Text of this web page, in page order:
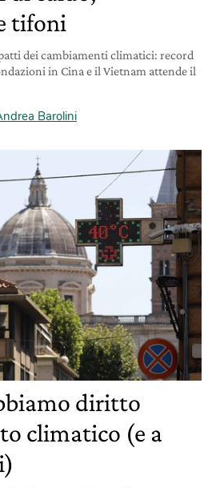
tifoni
dei cambiamenti climatici: record
in Cina e il Vietnam attende il
Barolini
diritto
climatico (e a